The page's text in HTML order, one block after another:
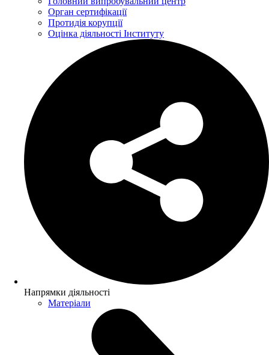
Орган сертифікації
Протидія корупції
Оцінка діяльності Інституту
Напрямки діяльності
Матеріали